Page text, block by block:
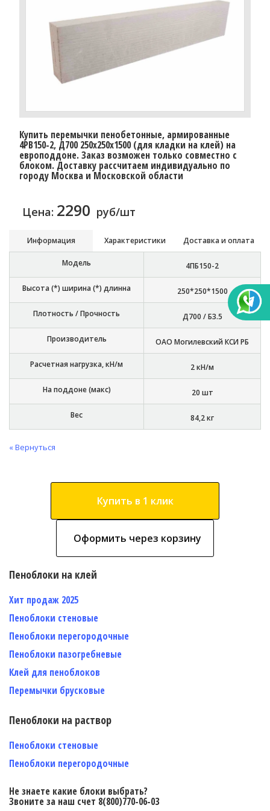
Купить перемычки пенобетонные, армированные
4PB150-2, Д700 250х250х1500 (для кладки на клей) на
европоддоне. Заказ возможен только совместно с
блоком. Доставку рассчитаем индивидуально по
городу Москва и Московской области
Цена: 2290 руб/шт
Информация Характеристики Доставка и оплата
Модель 4ПБ150-2
Высота (*) ширина (*) длинна 250*250*1500
Плотность / Прочность Д700 / Б3.5
Производитель ОАО Могилевский КСИ РБ
Расчетная нагрузка, кН/м 2 кН/м
На поддоне (макс) 20 шт
Вес 84,2 кг
« Вернуться
Купить в 1 клик
Оформить через корзину
Пеноблоки на клей
Хит продаж 2025
Пеноблоки стеновые
Пеноблоки перегородочные
Пеноблоки пазогребневые
Клей для пеноблоков
Перемычки брусковые
Пеноблоки на раствор
Пеноблоки стеновые
Пеноблоки перегородочные
Не знаете какие блоки выбрать?
Звоните за наш счет 8(800)770-06-03